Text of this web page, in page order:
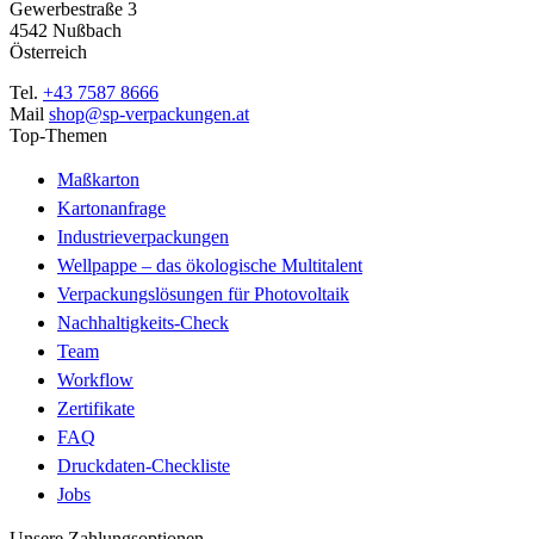
Gewerbestraße 3
4542 Nußbach
Österreich
Tel. +43 7587 8666
Mail shop@sp-verpackungen.at
Top-Themen
Maßkarton
Kartonanfrage
Industrieverpackungen
Wellpappe – das ökologische Multitalent
Verpackungslösungen für Photovoltaik
Nachhaltigkeits-Check
Team
Workflow
Zertifikate
FAQ
Druckdaten-Checkliste
Jobs